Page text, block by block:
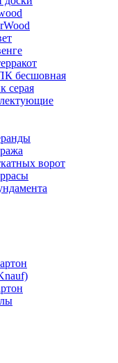
бесшовная
серая
ворот